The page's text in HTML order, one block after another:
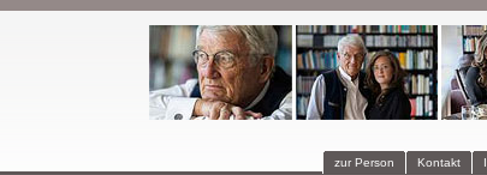
Kontakt
zur Person